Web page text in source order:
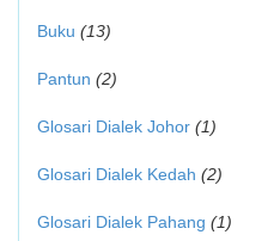
Buku (13)
Pantun (2)
Glosari Dialek Johor (1)
Glosari Dialek Kedah (2)
Glosari Dialek Pahang (1)